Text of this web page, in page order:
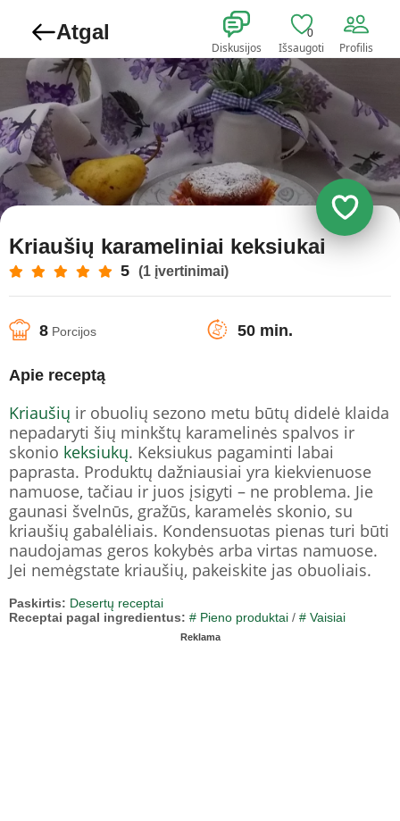
Atgal
Diskusijos
0
Išsaugoti Profilis
Kriaušių karameliniai keksiukai
5 (1 įvertinimai)
8 Porcijos 50 min.
Apie receptą
Kriaušių ir obuolių sezono metu būtų didelė klaida
nepadaryti šių minkštų karamelinės spalvos ir
skonio keksiukų. Keksiukus pagaminti labai
paprasta. Produktų dažniausiai yra kiekvienuose
namuose, tačiau ir juos įsigyti – ne problema. Jie
gaunasi švelnūs, gražūs, karamelės skonio, su
kriaušių gabalėliais. Kondensuotas pienas turi būti
naudojamas geros kokybės arba virtas namuose.
Jei nemėgstate kriaušių, pakeiskite jas obuoliais.
Paskirtis: Desertų receptai
Receptai pagal ingredientus: # Pieno produktai / # Vaisiai
Reklama